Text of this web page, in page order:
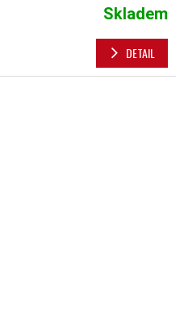
Skladem
DETAIL